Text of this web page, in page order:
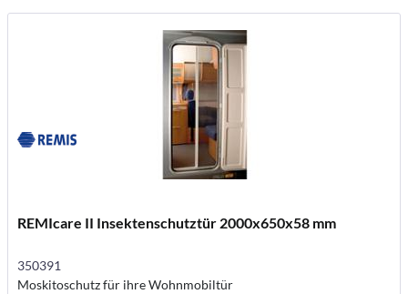
REMIcare II Insektenschutztür 2000x650x58 mm
350391
Moskitoschutz für ihre Wohnmobiltür